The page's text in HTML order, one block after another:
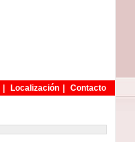
Localización Contacto